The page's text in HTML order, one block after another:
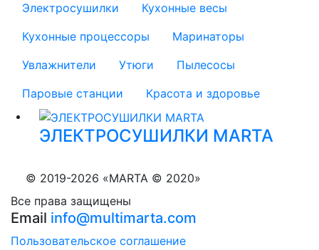
Электросушилки
Кухонные весы
Кухонные процессоры
Маринаторы
Увлажнители
Утюги
Пылесосы
Паровые станции
Красота и здоровье
ЭЛЕКТРОСУШИЛКИ MARTA
© 2019-2026 «MARTA © 2020»
Все права защищены
Email info@multimarta.com
Пользовательское соглашение